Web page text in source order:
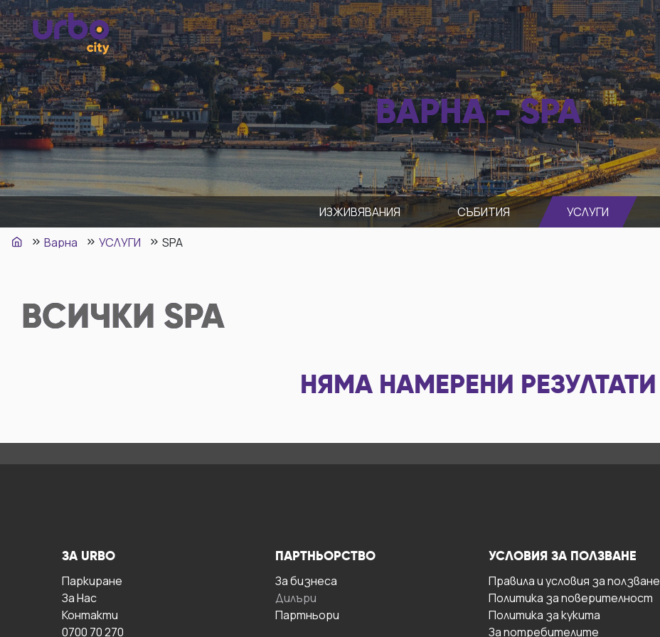
ВАРНА - SPA
ИЗЖИВЯВАНИЯ СЪБИТИЯ
УСЛУГИ
Варна
УСЛУГИ SPA
ВСИЧКИ SPA
НЯМА НАМЕРЕНИ РЕЗУЛТАТИ
ЗА URBO
Паркиране
За Hас
Контакти
0700 70 270
ПАРТНЬОРСТВО
За бизнесa
Дилъри
Партньори
УСЛОВИЯ ЗА ПОЛЗВАНЕ
Правила и условия за ползване
Политика за поверителност
Политика за кукита
За потребителите